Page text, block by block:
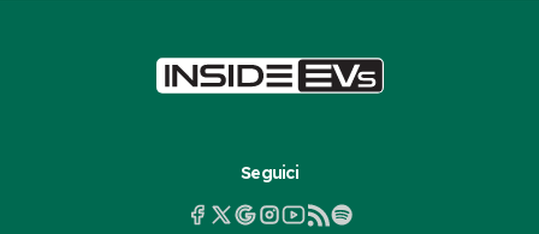
Seguici